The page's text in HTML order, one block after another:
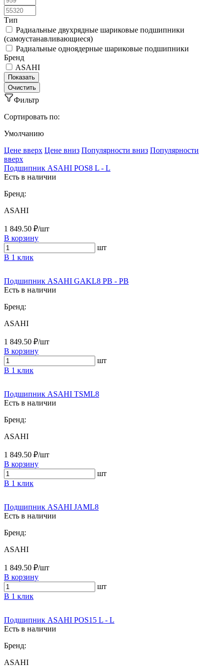
Тип
Радиальные двухрядные шариковые подшипники
(самоустанавливающиеся)
Радиальные одноядерные шариковые подшипники
Бренд
ASAHI
Фильтр
Сортировать по:
Умолчанию
Ценe вверх Ценe вниз Популярности вниз Популярности
вверх
Подшипник ASAHI POS8 L - L
Есть в наличии
Бренд:
ASAHI
1 849.50 ₽/шт
В корзину
шт
В 1 клик
Подшипник ASAHI GAKL8 PB - PB
Есть в наличии
Бренд:
ASAHI
1 849.50 ₽/шт
В корзину
шт
В 1 клик
Подшипник ASAHI TSML8
Есть в наличии
Бренд:
ASAHI
1 849.50 ₽/шт
В корзину
шт
В 1 клик
Подшипник ASAHI JAML8
Есть в наличии
Бренд:
ASAHI
1 849.50 ₽/шт
В корзину
шт
В 1 клик
Подшипник ASAHI POS15 L - L
Есть в наличии
Бренд:
ASAHI